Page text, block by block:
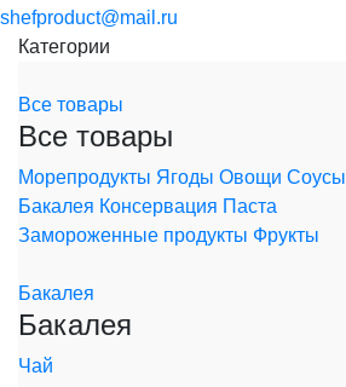
shefproduct@mail.ru
Категории
Все товары
Все товары
Морепродукты Ягоды Овощи Соусы
Бакалея Консервация Паста
Замороженные продукты Фрукты
Бакалея
Бакалея
Чай